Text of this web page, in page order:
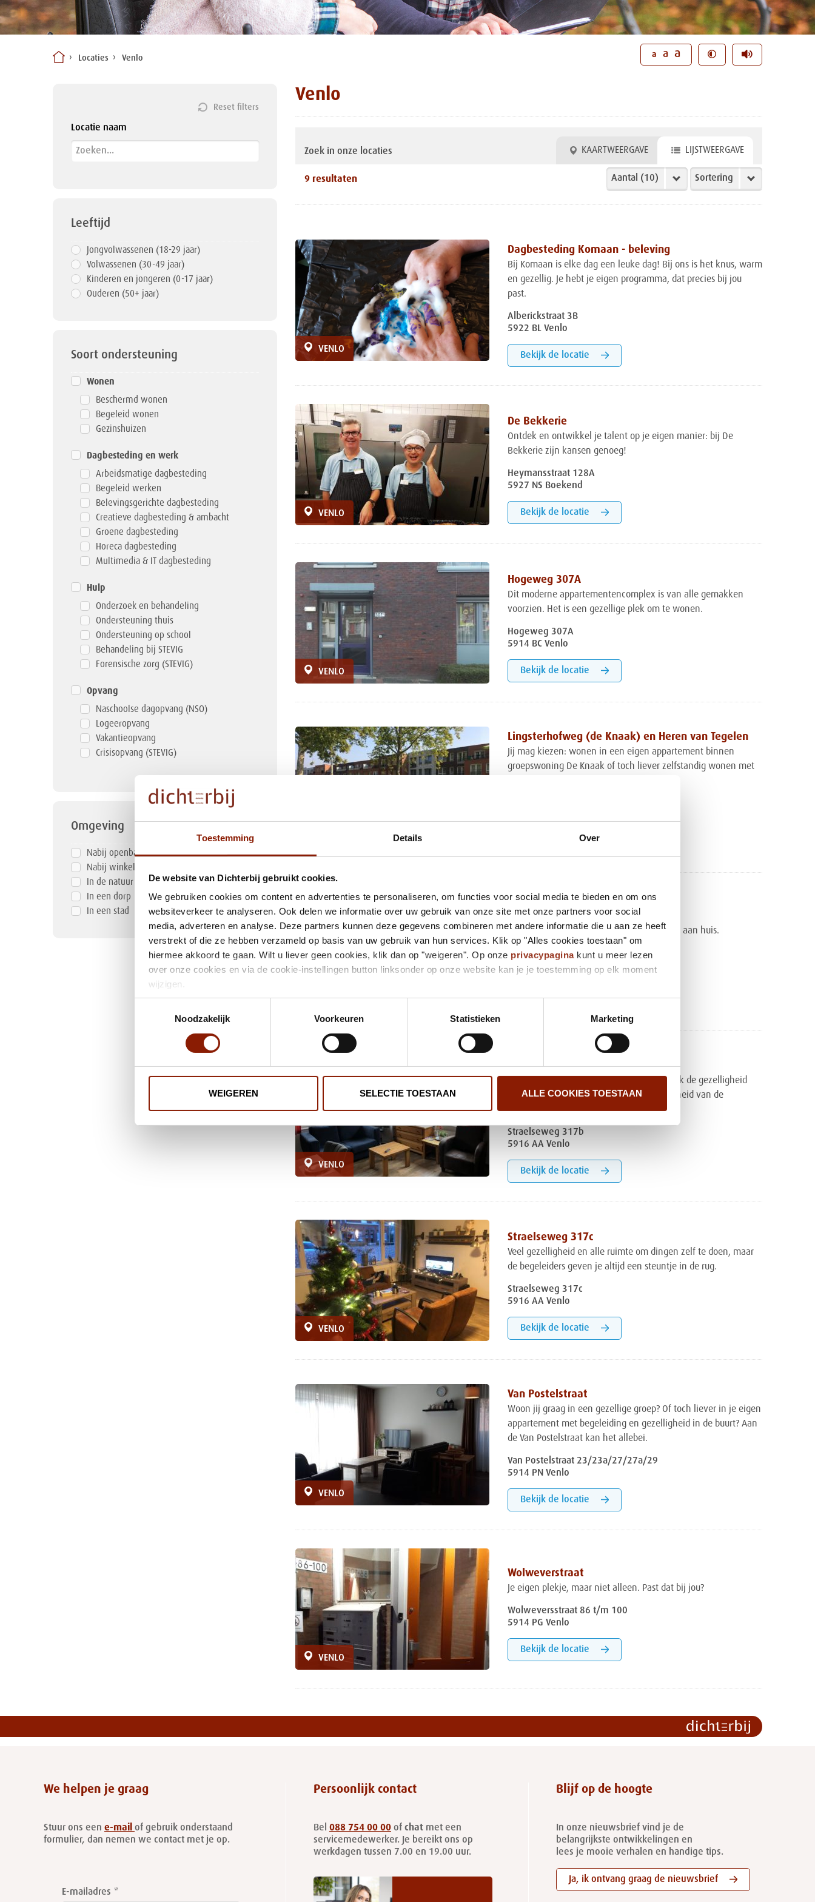
Toestemming Details Over
De website van Dichterbij gebruikt cookies.
We gebruiken cookies om content en advertenties te personaliseren, om functies voor social media te bieden en om ons
websiteverkeer te analyseren. Ook delen we informatie over uw gebruik van onze site met onze partners voor social
media, adverteren en analyse. Deze partners kunnen deze gegevens combineren met andere informatie die u aan ze heeft
verstrekt of die ze hebben verzameld op basis van uw gebruik van hun services. Klik op "Alles cookies toestaan" om
hiermee akkoord te gaan. Wilt u liever geen cookies, klik dan op "weigeren". Op onze privacypaginakunt u meer lezen
over onze cookies en via de cookie-instellingen button linksonder op onze website kan je je toestemming op elk moment
wijzigen.
Noodzakelijk
Voorkeuren Statistieken Marketing
WEIGEREN SELECTIE TOESTAAN ALLE COOKIES TOESTAAN
a a a
Locaties Venlo
Reset filters
Locatie naam
Leeftijd
Jongvolwassenen (18-29 jaar)
Volwassenen (30-49 jaar)
Kinderen en jongeren (0-17 jaar)
Ouderen (50+ jaar)
Soort ondersteuning
Wonen
Beschermd wonen
Begeleid wonen
Gezinshuizen
Dagbesteding en werk
Arbeidsmatige dagbesteding
Begeleid werken
Belevingsgerichte dagbesteding
Creatieve dagbesteding & ambacht
Groene dagbesteding
Horeca dagbesteding
Multimedia & IT dagbesteding
Hulp
Onderzoek en behandeling
Ondersteuning thuis
Ondersteuning op school
Behandeling bij STEVIG
Forensische zorg (STEVIG)
Opvang
Naschoolse dagopvang (NSO)
Logeeropvang
Vakantieopvang
Crisisopvang (STEVIG)
Omgeving
Nabij openbaar vervoer
Nabij winkels
In de natuur
In een dorp
In een stad
Venlo
Zoek in onze locaties KAARTWEERGAVE LIJSTWEERGAVE
9 resultaten
VENLO
Dagbesteding Komaan - beleving
Bij Komaan is elke dag een leuke dag! Bij ons is het knus, warm
en gezellig. Je hebt je eigen programma, dat precies bij jou
past.
Alberickstraat 3B
5922 BL Venlo
Bekijk de locatie
VENLO
De Bekkerie
Ontdek en ontwikkel je talent op je eigen manier: bij De
Bekkerie zijn kansen genoeg!
Heymansstraat 128A
5927 NS Boekend
Bekijk de locatie
VENLO
Hogeweg 307A
Dit moderne appartementencomplex is van alle gemakken
voorzien. Het is een gezellige plek om te wonen.
Hogeweg 307A
5914 BC Venlo
Bekijk de locatie
Lingsterhofweg (de Knaak) en Heren van Tegelen
Jij mag kiezen: wonen in een eigen appartement binnen
groepswoning De Knaak of toch liever zelfstandig wonen met
Bekijk de locatie
VENLO
Straelseweg 317a
Gezellig en rustig wonen met dagbesteding aan huis.
Straelseweg 317a
5916 AA Venlo
VENLO
Straelseweg 317b
Je woont in een eigen studio, maar hebt ook de gezelligheid
van een gezamenlijke huiskamer en nabijheid van de
begeleiders.
Straelseweg 317b
5916 AA Venlo
Bekijk de locatie
VENLO
Straelseweg 317c
Veel gezelligheid en alle ruimte om dingen zelf te doen, maar
de begeleiders geven je altijd een steuntje in de rug.
Straelseweg 317c
5916 AA Venlo
Bekijk de locatie
VENLO
Van Postelstraat
Woon jij graag in een gezellige groep? Of toch liever in je eigen
appartement met begeleiding en gezelligheid in de buurt? Aan
de Van Postelstraat kan het allebei.
Van Postelstraat 23/23a/27/27a/29
5914 PN Venlo
Bekijk de locatie
VENLO
Wolweverstraat
Je eigen plekje, maar niet alleen. Past dat bij jou?
Wolweversstraat 86 t/m 100
5914 PG Venlo
Bekijk de locatie
We helpen je graag
Stuur ons een e-mail of gebruik onderstaand
formulier, dan nemen we contact met je op.
this
E-mailadres
Persoonlijk contact
Bel 088 754 00 00 of chatmet een
servicemedewerker. Je bereikt ons op
werkdagen tussen 7.00 en 19.00 uur.
Blijf op de hoogte
In onze nieuwsbrief vind je de
belangrijkste ontwikkelingen en
lees je mooie verhalen en handige tips.
Ja, ik ontvang graag de nieuwsbrief